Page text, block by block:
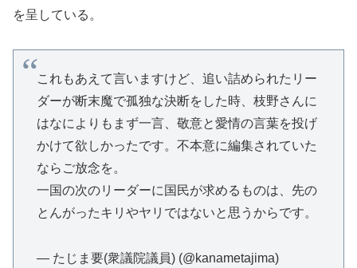
を呈している。
これもあえて言いますけど、追い詰められたリー
ダーが断末魔で孤独な決断をした時、枝野さんに
はなによりもまず一言、敬意と愛情の言葉を投げ
かけて欲しかったです。不本意に編集されていた
ならご放念を。
一国の次のリーダーに国民が求めるものは、先の
とんがったキリやヤリではないと思うからです。
— たじま要(衆議院議員) (@kanametajima)